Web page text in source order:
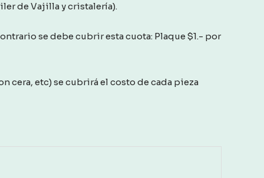
de Vajilla y cristalería).
se debe cubrir esta cuota: Plaque $1.- por
cera, etc) se cubrirá el costo de cada pieza